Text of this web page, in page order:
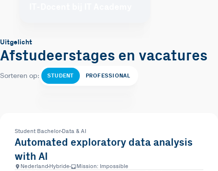
Uitgelicht
Afstudeerstages en vacatures
Sorteren op: STUDENT PROFESSIONAL
Student Bachelor Data & AI
Automated exploratory data analysis
with AI
Nederland Hybride Mission: Impossible